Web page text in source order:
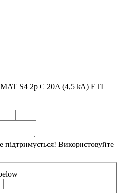
S4 2p C 20A (4,5 kA) ETI
підтримується! Використовуйте